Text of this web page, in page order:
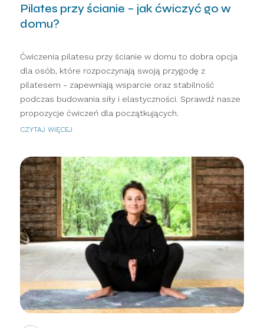
Pilates przy ścianie – jak ćwiczyć go w
domu?
Ćwiczenia pilatesu przy ścianie w domu to dobra opcja
dla osób, które rozpoczynają swoją przygodę z
pilatesem - zapewniają wsparcie oraz stabilność
podczas budowania siły i elastyczności. Sprawdź nasze
propozycje ćwiczeń dla początkujących.
CZYTAJ WIĘCEJ